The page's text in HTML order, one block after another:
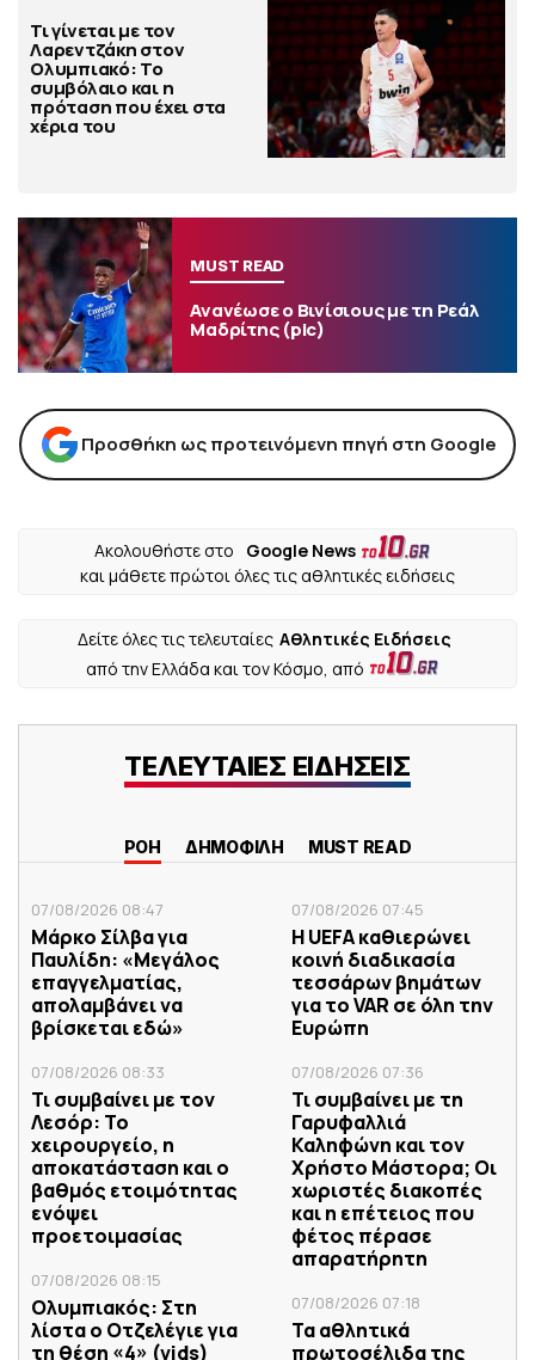
Τι γίνεται με τον
Λαρεντζάκη στον
Ολυμπιακό: Το
συμβόλαιο και η
πρόταση που έχει στα
χέρια του
MUST READ
Ανανέωσε ο Βινίσιους με τη Ρεάλ
Μαδρίτης (pic)
Προσθήκη ως προτεινόμενη πηγή στη Google
Ακολουθήστε στο
Google News
και μάθετε πρώτοι όλες τις αθλητικές ειδήσεις
Δείτε όλες τις τελευταίες Αθλητικές Ειδήσεις
από την Ελλάδα και τον Κόσμο, από
ΤΕΛΕΥΤΑΙΕΣ ΕΙΔΗΣΕΙΣ
ΡΟΗ ΔΗΜΟΦΙΛΗ MUST READ
07/08/2026 08:47
Μάρκο Σίλβα για
Παυλίδη: «Μεγάλος
επαγγελματίας,
απολαμβάνει να
βρίσκεται εδώ»
07/08/2026 08:33
Τι συμβαίνει με τον
Λεσόρ: Το
χειρουργείο, η
αποκατάσταση και ο
βαθμός ετοιμότητας
ενόψει
προετοιμασίας
07/08/2026 08:15
Ολυμπιακός: Στη
λίστα ο Οτζελέγιε για
τη θέση «4» (vids)
07/08/2026 07:45
Η UEFA καθιερώνει
κοινή διαδικασία
τεσσάρων βημάτων
για το VAR σε όλη την
Ευρώπη
07/08/2026 07:36
Τι συμβαίνει με τη
Γαρυφαλλιά
Καληφώνη και τον
Χρήστο Μάστορα; Οι
χωριστές διακοπές
και η επέτειος που
φέτος πέρασε
απαρατήρητη
07/08/2026 07:18
Τα αθλητικά
πρωτοσέλιδα της